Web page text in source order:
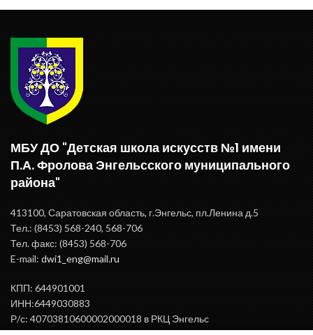
МБУ ДО "Детская школа искусств №1 имени
П.А. Фролова Энгельсского муниципального
района"
413100, Саратовская область, г.Энгельс, пл.Ленина д.5
Тел.: (8453) 568-240, 568-706
Тел. факс: (8453) 568-706
E-mail: dwi1_eng@mail.ru
КПП: 644901001
ИНН:6449030883
Р/с: 40703810600002000018 в РКЦ Энгельс